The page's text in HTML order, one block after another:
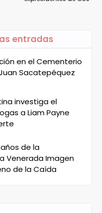
entradas
en el Cementerio
Sacatepéquez
investiga el
a Liam Payne
años de la
Venerada Imagen
de la Caída